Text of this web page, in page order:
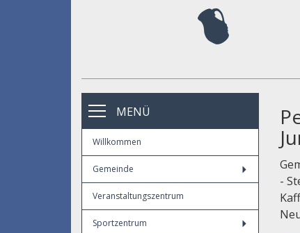
MENÜ
Willkommen
Gemeinde
Veranstaltungszentrum
Sportzentrum
-